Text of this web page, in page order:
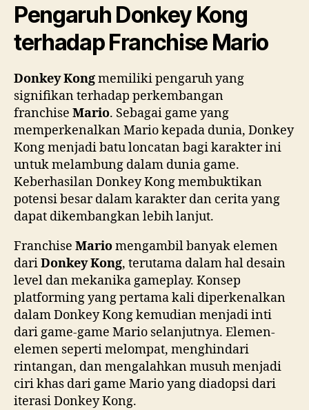
Pengaruh Donkey Kong
terhadap Franchise Mario
Donkey Kongmemiliki pengaruh yang
signifikan terhadap perkembangan
franchise Mario. Sebagai game yang
memperkenalkan Mario kepada dunia, Donkey
Kong menjadi batu loncatan bagi karakter ini
untuk melambung dalam dunia game.
Keberhasilan Donkey Kong membuktikan
potensi besar dalam karakter dan cerita yang
dapat dikembangkan lebih lanjut.
Franchise Mariomengambil banyak elemen
dariDonkey Kong, terutama dalam hal desain
level dan mekanika gameplay. Konsep
platforming yang pertama kali diperkenalkan
dalam Donkey Kong kemudian menjadi inti
dari game-game Mario selanjutnya. Elemen-
elemen seperti melompat, menghindari
rintangan, dan mengalahkan musuh menjadi
ciri khas dari game Mario yang diadopsi dari
iterasi Donkey Kong.